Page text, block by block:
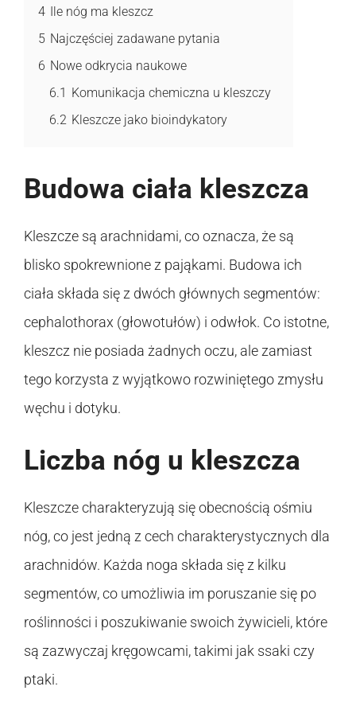
4 Ile nóg ma kleszcz
5 Najczęściej zadawane pytania
6 Nowe odkrycia naukowe
6.1 Komunikacja chemiczna u kleszczy
6.2 Kleszcze jako bioindykatory
Budowa ciała kleszcza
Kleszcze są arachnidami, co oznacza, że są
blisko spokrewnione z pająkami. Budowa ich
ciała składa się z dwóch głównych segmentów:
cephalothorax (głowotułów) i odwłok. Co istotne,
kleszcz nie posiada żadnych oczu, ale zamiast
tego korzysta z wyjątkowo rozwiniętego zmysłu
węchu i dotyku.
Liczba nóg u kleszcza
Kleszcze charakteryzują się obecnością ośmiu
nóg, co jest jedną z cech charakterystycznych dla
arachnidów. Każda noga składa się z kilku
segmentów, co umożliwia im poruszanie się po
roślinności i poszukiwanie swoich żywicieli, które
są zazwyczaj kręgowcami, takimi jak ssaki czy
ptaki.